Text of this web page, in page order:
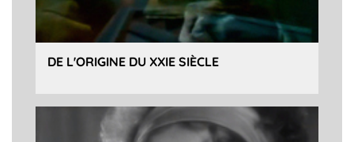
DE L'ORIGINE DU XXIE SIÈCLE